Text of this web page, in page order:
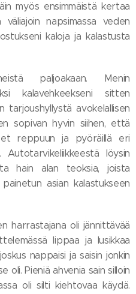
myös ensimmäistä kertaa
napsimassa veden
kaloja ja kalastusta
paljoakaan. Menin
kalavehkeekseni sitten
tarjoushyllystä avokelallisen
sopivan hyvin siihen, että
reppuun ja pyöräillä eri
Autotarvikeliikkeestä löysin
hain alan teoksia, joista
asian kalastukseen
harrastajana oli jännittävää
lippaa ja lusikkaa
nappaisi ja saisin jonkin
oli. Pieniä ahvenia sain silloin
oli silti kiehtovaa käydä.